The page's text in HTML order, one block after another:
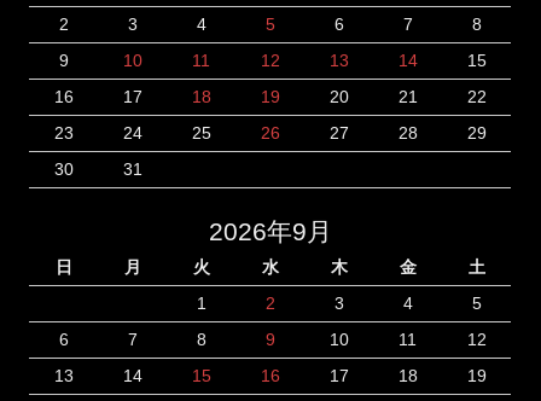
2
3 4 5 6 7
8
9
10 11 12 13 14
15
16
17 18 19 20 21
22
23
24 25 26 27 28
29
30
31
2026年9月
日 月 火 水 木 金
土
1
2 3 4
5
6
7 8 9 10 11
12
13
14 15 16 17 18
19